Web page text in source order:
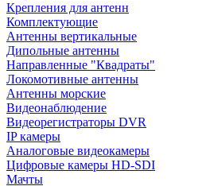
Крепления для антенн
Комплектующие
Антенны вертикальные
Дипольные антенны
Направленные "Квадраты"
Локомотивные антенны
Антенны морские
Видеонаблюдение
Видеорегистраторы DVR
IP камеры
Аналоговые видеокамеры
Цифровые камеры HD-SDI
Мачты